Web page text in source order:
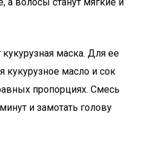
маска. Для ее
кукурузное масло и сок
пропорциях. Смесь
и замотать голову